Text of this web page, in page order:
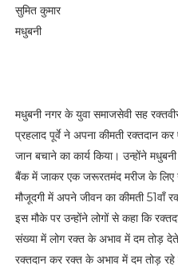
सुमित कुमार
मधुबनी
मधुबनी नगर के युवा समाजसेवी सह
प्रहलाद पूर्वे ने अपना कीमती रक्तदान
जान बचाने का कार्य किया। उन्होंने
बैंक में जाकर एक जरूरतमंद मरीज के लिए
मौजूदगी में अपने जीवन का कीमती 51वाँ
इस मौके पर उन्होंने लोगों से कहा कि
संख्या में लोग रक्त के अभाव में दम तोड़
रक्तदान कर रक्त के अभाव में दम तोड़ रहे